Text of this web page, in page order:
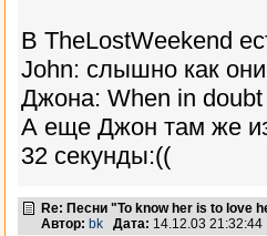
В TheLostWeekend
John: слышно как они
Джона: When in doubt
А еще Джон там же
32 секунды:((
Re: Песни "To know her is to love
Автор: bk Дата: 14.12.03